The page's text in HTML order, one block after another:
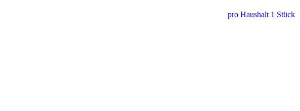
pro Haushalt 1 Stück